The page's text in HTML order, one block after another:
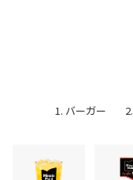
1. バーガー